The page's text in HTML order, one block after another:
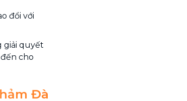
đổi với
giải quyết
cho
Đà